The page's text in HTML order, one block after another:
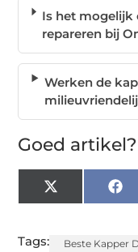
Is het mogelijk
repareren bij
Werken de
Goed
X
(Twitter)
Tags: Beste Kapper